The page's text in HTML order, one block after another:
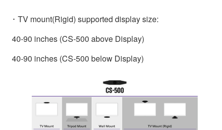
･ TV mount(Rigid) supported display size:
40-90 inches (CS-500 above Display)
40-90 inches (CS-500 below Display)